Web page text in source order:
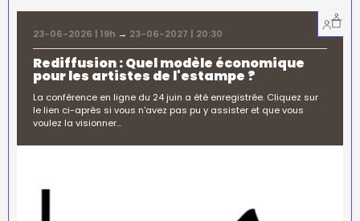
23-06-2026 | 19h → 23-06-2027 | 20:30
Rediffusion : Quel modèle économique
pour les artistes de l'estampe ?
La conférence en ligne du 24 juin a été enregistrée. Cliquez sur
le lien ci-après si vous n'avez pas pu y assister et que vous
voulez la visionner…